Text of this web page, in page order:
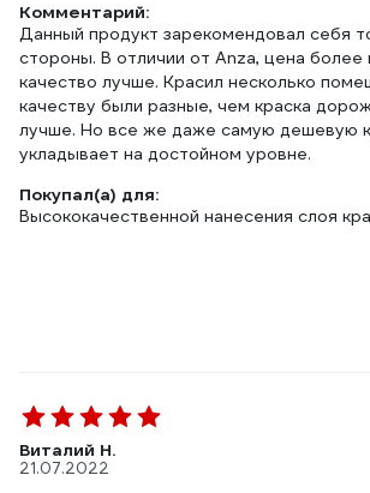
Комментарий:
Данный продукт зарекомендовал себя
стороны. В отличии от Anza, цена более
качество лучше. Красил несколько
качеству были разные, чем краска
лучше. Но все же даже самую дешевую
укладывает на достойном уровне.
Покупал(а) для:
Высококачественной нанесения слоя
Виталий Н.
21.07.2022